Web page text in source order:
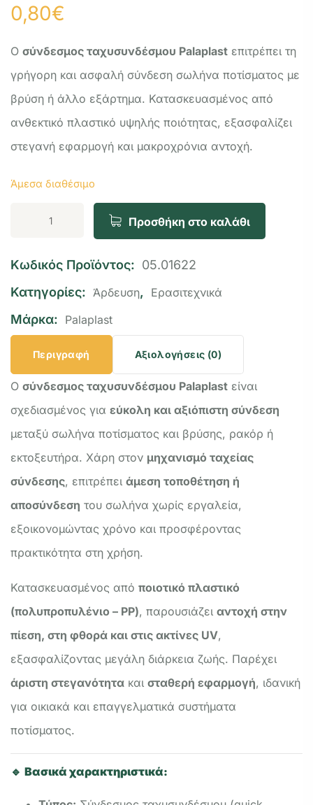
0,80€
Ο σύνδεσμος ταχυσυνδέσμου Palaplast επιτρέπει τη
γρήγορη και ασφαλή σύνδεση σωλήνα ποτίσματος με
βρύση ή άλλο εξάρτημα. Κατασκευασμένος από
ανθεκτικό πλαστικό υψηλής ποιότητας, εξασφαλίζει
στεγανή εφαρμογή και μακροχρόνια αντοχή.
Άμεσα διαθέσιμο
Προσθήκη στο καλάθι
Κωδικός Προϊόντος: 05.01622
Κατηγορίες: Άρδευση, Ερασιτεχνικά
Μάρκα: Palaplast
Περιγραφή Αξιολογήσεις (0)
Ο σύνδεσμος ταχυσυνδέσμου Palaplast είναι
σχεδιασμένος για εύκολη και αξιόπιστη σύνδεση
μεταξύ σωλήνα ποτίσματος και βρύσης, ρακόρ ή
εκτοξευτήρα. Χάρη στον μηχανισμό ταχείας
σύνδεσης, επιτρέπει άμεση τοποθέτηση ή
αποσύνδεση του σωλήνα χωρίς εργαλεία,
εξοικονομώντας χρόνο και προσφέροντας
πρακτικότητα στη χρήση.
Κατασκευασμένος από ποιοτικό πλαστικό
(πολυπροπυλένιο – PP), παρουσιάζει αντοχή στην
πίεση, στη φθορά και στις ακτίνες UV,
εξασφαλίζοντας μεγάλη διάρκεια ζωής. Παρέχει
άριστη στεγανότητα και σταθερή εφαρμογή, ιδανική
για οικιακά και επαγγελματικά συστήματα
ποτίσματος.
🔹 Βασικά χαρακτηριστικά: